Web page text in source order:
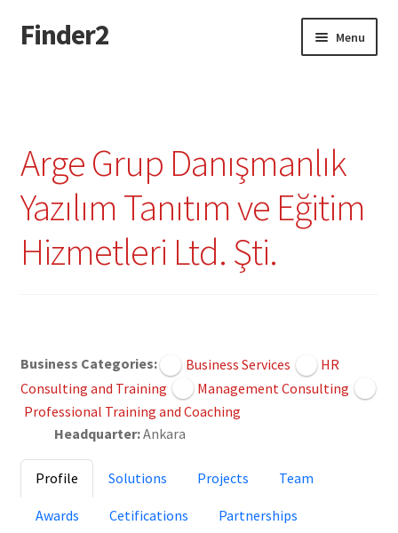
Skip
to
Skip
to
Finder2 Menu
Dashboard
Directory
Login or Register
Arge Grup Danışmanlık
Yazılım Tanıtım ve Eğitim
Hizmetleri Ltd. Şti.
Business Categories: Business Services
HR
Consulting and Training
Management Consulting
Professional Training and Coaching
Headquarter:Ankara
Profile Solutions Projects Team
Awards Cetifications Partnerships